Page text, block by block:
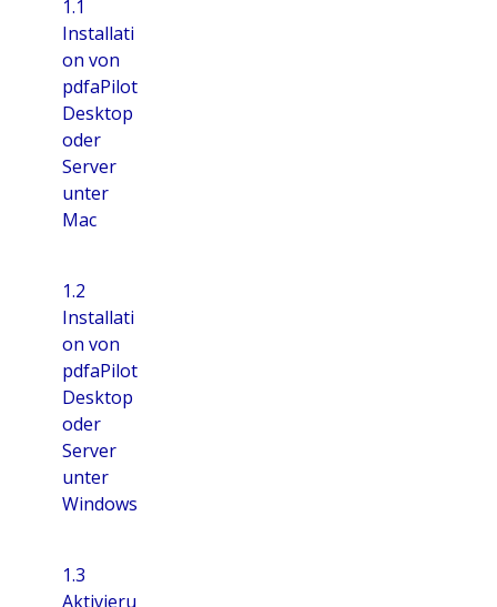
1.1
Installati
on von
pdfaPilot
Desktop
oder
Server
unter
Mac
1.2
Installati
on von
pdfaPilot
Desktop
oder
Server
unter
Windows
1.3
Aktivieru